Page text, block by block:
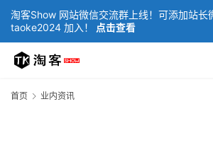
淘客Show 网站微信交流群上线！可添加站长
taoke2024 加入！
点击查看
首页 业内资讯